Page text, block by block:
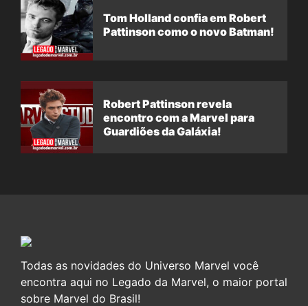
Tom Holland confia em Robert
Pattinson como o novo Batman!
Robert Pattinson revela
encontro com a Marvel para
Guardiões da Galáxia!
Todas as novidades do Universo Marvel você
encontra aqui no Legado da Marvel, o maior portal
sobre Marvel do Brasil!